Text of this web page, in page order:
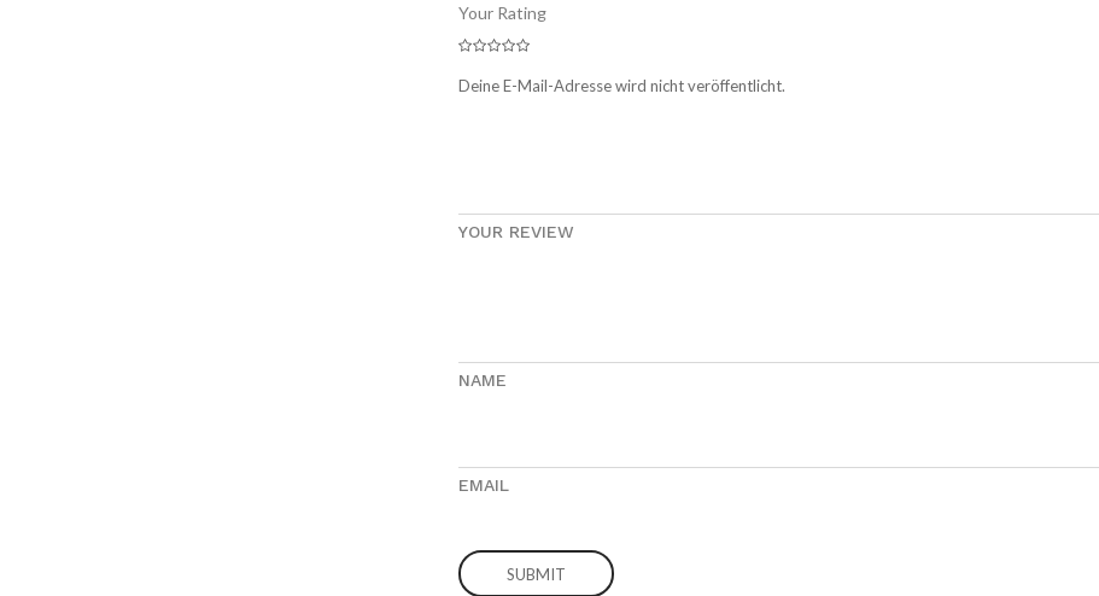
Deine E-Mail-Adresse wird nicht veröffentlicht.
Your Rating
YOUR REVIEW
NAME
EMAIL